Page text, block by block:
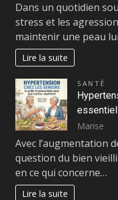
Dans un quotidien
stress et les
maintenir une peau
Lire la suite
SANTÉ
Marise
Avec l’augmentation
question du bien
en ce qui concerne…
Lire la suite